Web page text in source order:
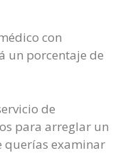
con
un porcentaje de
de
para arreglar un
querías examinar